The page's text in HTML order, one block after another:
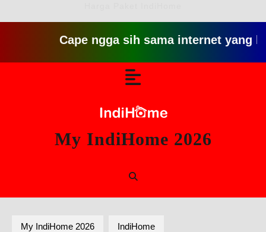
Cape ngga sih sama internet yang
My IndiHome 2026
My IndiHome 2026 IndiHome